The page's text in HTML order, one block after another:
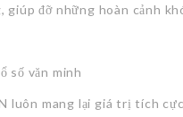
đỡ những hoàn cảnh
số văn minh
luôn mang lại giá trị tích